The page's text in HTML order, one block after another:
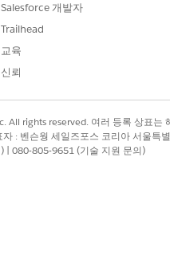
십시오. 그러면 해당 제공자에
드에 대한 읽기-쓰기 액세스 권
한 읽기 전용 권한이 있습니다.
자 필드에 연락처 또는 헬스케
Salesforce 개발자
Trailhead
교육
신뢰
rights reserved. 여러 등록 상표는
: 벤슨웡 세일즈포스 코리아 서울
| 080-805-9651 (기술 지원 문의)